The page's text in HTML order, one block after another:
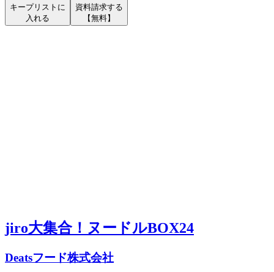
キープリストに
入れる
資料請求する
【無料】
jiro大集合！ヌードルBOX24
Deatsフード株式会社